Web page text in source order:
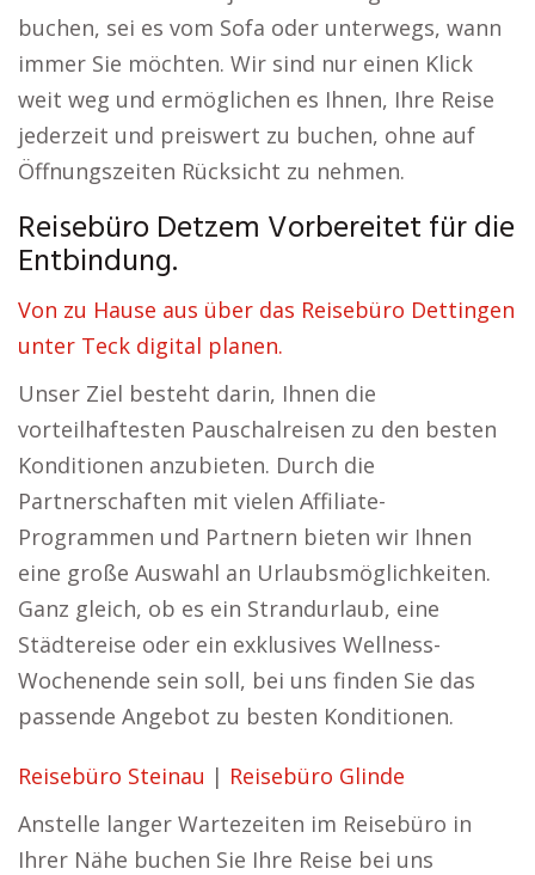
buchen, sei es vom Sofa oder unterwegs, wann
immer Sie möchten. Wir sind nur einen Klick
weit weg und ermöglichen es Ihnen, Ihre Reise
jederzeit und preiswert zu buchen, ohne auf
Öffnungszeiten Rücksicht zu nehmen.
Reisebüro Detzem Vorbereitet für die
Entbindung.
Von zu Hause aus über das Reisebüro Dettingen
unter Teck digital planen.
Unser Ziel besteht darin, Ihnen die
vorteilhaftesten Pauschalreisen zu den besten
Konditionen anzubieten. Durch die
Partnerschaften mit vielen Affiliate-
Programmen und Partnern bieten wir Ihnen
eine große Auswahl an Urlaubsmöglichkeiten.
Ganz gleich, ob es ein Strandurlaub, eine
Städtereise oder ein exklusives Wellness-
Wochenende sein soll, bei uns finden Sie das
passende Angebot zu besten Konditionen.
Reisebüro Steinau | Reisebüro Glinde
Anstelle langer Wartezeiten im Reisebüro in
Ihrer Nähe buchen Sie Ihre Reise bei uns